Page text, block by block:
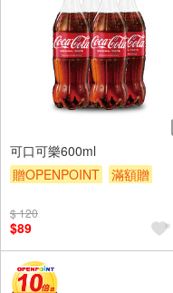
可口可樂600ml
贈OPENPOINT
滿額贈
$ 120
$89